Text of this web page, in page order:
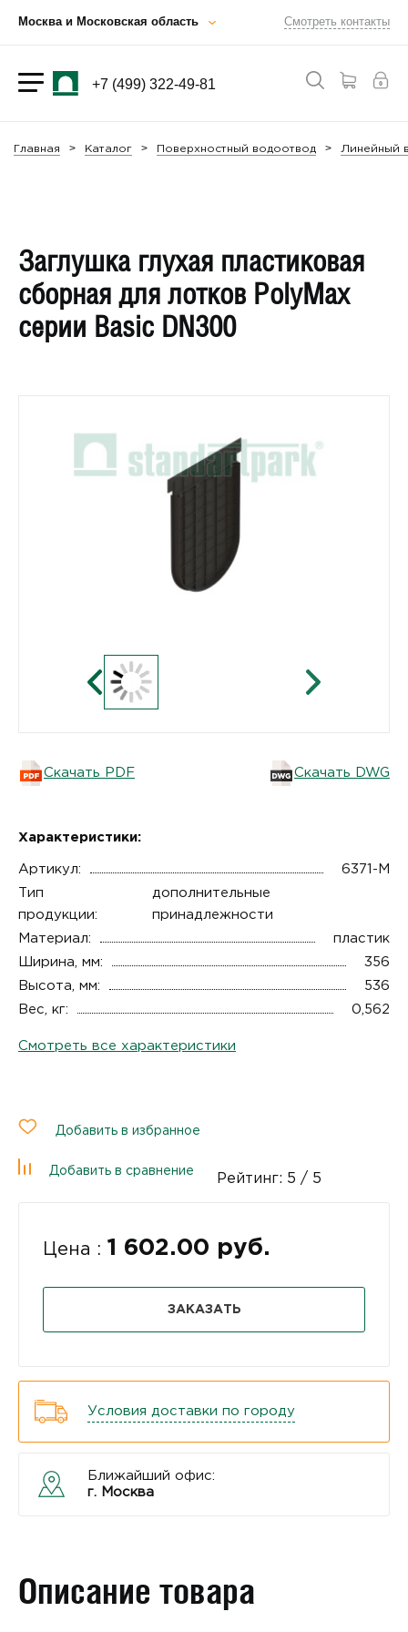
Москва и Московская область Смотреть контакты
+7 (499) 322-49-81
Главная Каталог Поверхностный водоотвод Линейный
Заглушка глухая пластиковая
сборная для лотков PolyMax
серии Basic DN300
Скачать PDF Скачать DWG
Характеристики:
Артикул:
6371-М
Тип
продукции:
дополнительные
принадлежности
Материал:
пластик
Ширина, мм:
356
Высота, мм:
536
Вес, кг:
0,562
Смотреть все характеристики
Добавить в избранное
Добавить в сравнение
Рейтинг: 5 / 5
Цена : 1 602.00 руб.
ЗАКАЗАТЬ
Условия доставки по городу
Ближайший офис:
г. Москва
Описание товара